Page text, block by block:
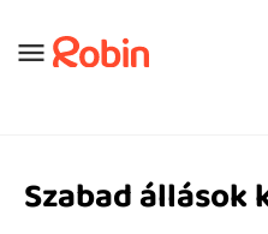
menu
Szabad